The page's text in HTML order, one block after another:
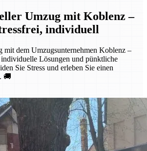
Umzug mit Koblenz –
individuell
mit dem Umzugsunternehmen Koblenz –
Lösungen und pünktliche
Sie Stress und erleben Sie einen
🚚